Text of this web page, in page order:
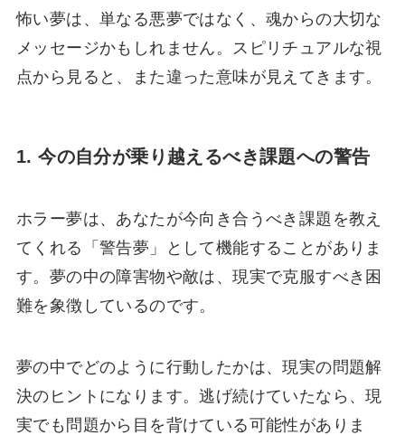
怖い夢は、単なる悪夢ではなく、魂からの大切な
メッセージかもしれません。スピリチュアルな視
点から見ると、また違った意味が見えてきます。
1. 今の自分が乗り越えるべき課題への警告
ホラー夢は、あなたが今向き合うべき課題を教え
てくれる「警告夢」として機能することがありま
す。夢の中の障害物や敵は、現実で克服すべき困
難を象徴しているのです。
夢の中でどのように行動したかは、現実の問題解
決のヒントになります。逃げ続けていたなら、現
実でも問題から目を背けている可能性がありま